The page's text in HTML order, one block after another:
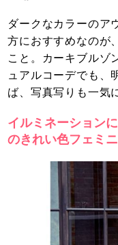
ダークなカラーのア
方におすすめなのが
こと。カーキブルゾ
ュアルコーデでも、
ば、写真写りも一気
イルミネーション
のきれい色フェミ